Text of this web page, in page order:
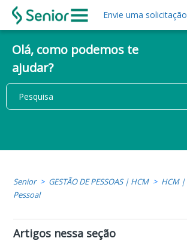
Envie uma solicitação
Olá, como podemos te
ajudar?
Senior GESTÃO DE PESSOAS | HCM
HCM |
Pessoal
Artigos nessa seção